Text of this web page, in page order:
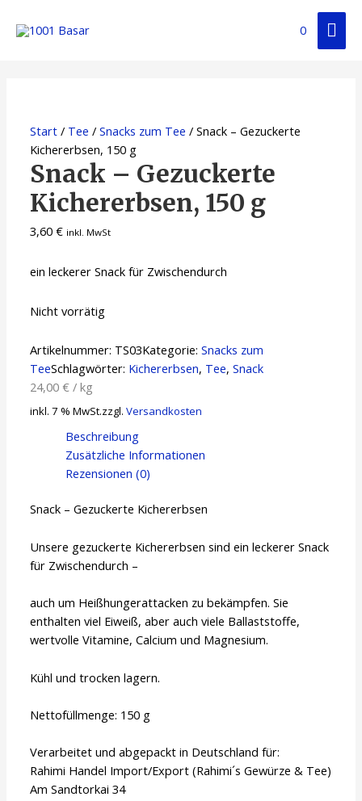
0
Start / Tee /Snacks zum Tee / Snack – Gezuckerte
Kichererbsen, 150 g
Snack – Gezuckerte
Kichererbsen, 150 g
3,60€ inkl. MwSt
ein leckerer Snack für Zwischendurch
Nicht vorrätig
Artikelnummer: TS03Kategorie:Snacks zum
TeeSchlagwörter: Kichererbsen, Tee,Snack
24,00€ /kg
inkl. 7 % MwSt.zzgl.Versandkosten
Beschreibung
Zusätzliche Informationen
Rezensionen (0)
Snack – Gezuckerte Kichererbsen
Unsere gezuckerte Kichererbsen sind ein leckerer Snack
für Zwischendurch –
auch um Heißhungerattacken zu bekämpfen. Sie
enthalten viel Eiweiß, aber auch viele Ballaststoffe,
wertvolle Vitamine, Calcium und Magnesium.
Kühl und trocken lagern.
Nettofüllmenge: 150 g
Verarbeitet und abgepackt in Deutschland für:
Rahimi Handel Import/Export (Rahimi´s Gewürze & Tee)
Am Sandtorkai 34